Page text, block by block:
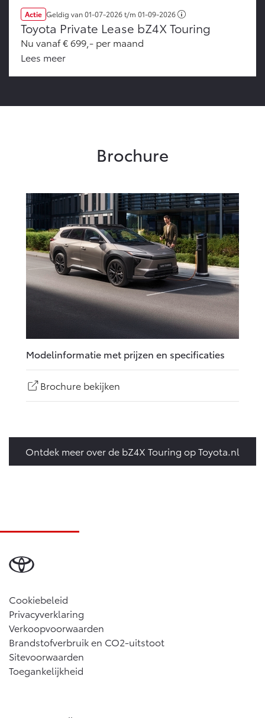
Actie Geldig van01-07-2026t/m 01-09-2026
Toyota Private Lease bZ4X Touring
Nu vanaf € 699,- per maand
Lees meer
Brochure
Modelinformatie met prijzen en specificaties
Brochure bekijken
Ontdek meer over de bZ4X Touring op Toyota.nl
Cookiebeleid
Privacyverklaring
Verkoopvoorwaarden
Brandstofverbruik en CO2-uitstoot
Sitevoorwaarden
Toegankelijkheid